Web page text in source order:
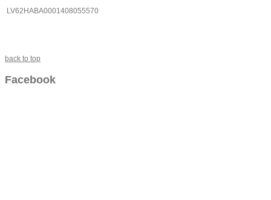
LV62HABA0001408055570
back to top
Facebook